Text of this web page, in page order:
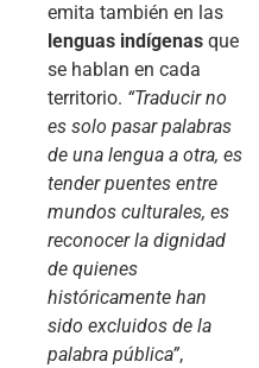
emita también en las
lenguas indígenas que
se hablan en cada
territorio. “Traducir no
es solo pasar palabras
de una lengua a otra, es
tender puentes entre
mundos culturales, es
reconocer la dignidad
de quienes
históricamente han
sido excluidos de la
palabra pública”,